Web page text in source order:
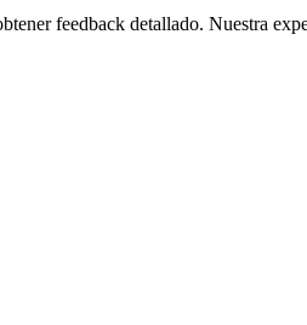
feedback detallado. Nuestra